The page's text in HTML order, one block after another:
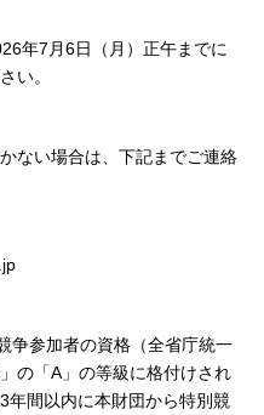
年7月6日（月）正午までに
い。
ない場合は、下記までご連絡
争参加者の資格（全省庁統一
の「A」の等級に格付けされ
年間以内に本財団から特別競